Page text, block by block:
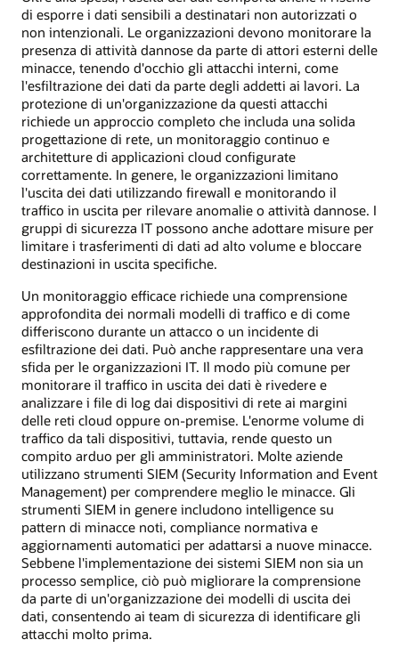
di esporre i dati sensibili a destinatari non autorizzati o
non intenzionali. Le organizzazioni devono monitorare la
presenza di attività dannose da parte di attori esterni delle
minacce, tenendo d'occhio gli attacchi interni, come
l'esfiltrazione dei dati da parte degli addetti ai lavori. La
protezione di un'organizzazione da questi attacchi
richiede un approccio completo che includa una solida
progettazione di rete, un monitoraggio continuo e
architetture di applicazioni cloud configurate
correttamente. In genere, le organizzazioni limitano
l'uscita dei dati utilizzando firewall e monitorando il
traffico in uscita per rilevare anomalie o attività dannose. I
gruppi di sicurezza IT possono anche adottare misure per
limitare i trasferimenti di dati ad alto volume e bloccare
destinazioni in uscita specifiche.
Un monitoraggio efficace richiede una comprensione
approfondita dei normali modelli di traffico e di come
differiscono durante un attacco o un incidente di
esfiltrazione dei dati. Può anche rappresentare una vera
sfida per le organizzazioni IT. Il modo più comune per
monitorare il traffico in uscita dei dati è rivedere e
analizzare i file di log dai dispositivi di rete ai margini
delle reti cloud oppure on-premise. L'enorme volume di
traffico da tali dispositivi, tuttavia, rende questo un
compito arduo per gli amministratori. Molte aziende
utilizzano strumenti SIEM (Security Information and Event
Management) per comprendere meglio le minacce. Gli
strumenti SIEM in genere includono intelligence su
pattern di minacce noti, compliance normativa e
aggiornamenti automatici per adattarsi a nuove minacce.
Sebbene l'implementazione dei sistemi SIEM non sia un
processo semplice, ciò può migliorare la comprensione
da parte di un'organizzazione dei modelli di uscita dei
dati, consentendo ai team di sicurezza di identificare gli
attacchi molto prima.